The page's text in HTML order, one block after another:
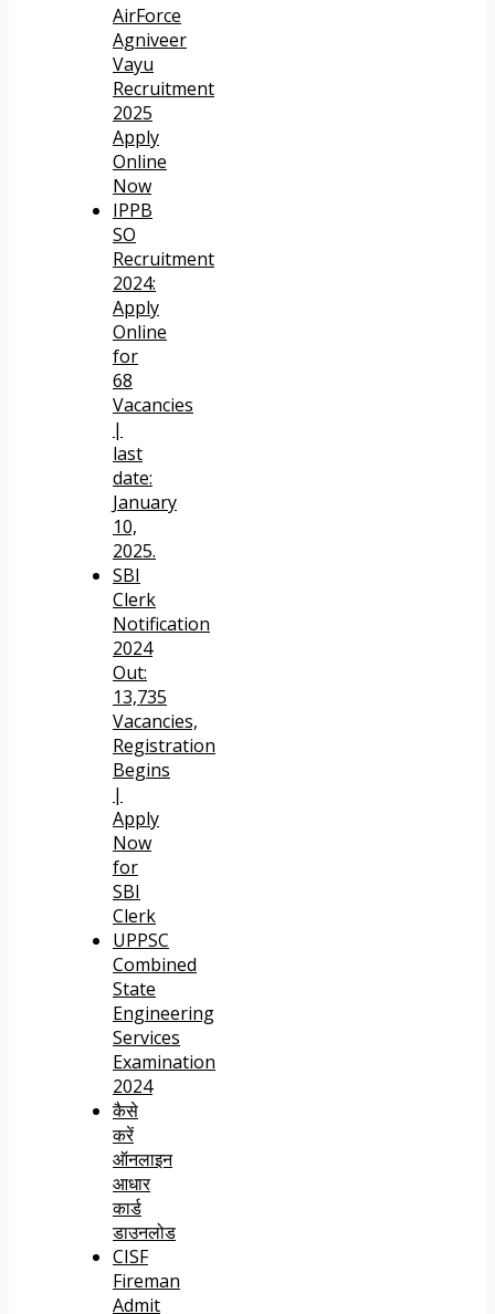
AirForce
Agniveer
Vayu
Recruitment
2025
Apply
Online
Now
IPPB
SO
Recruitment
2024:
Apply
Online
for
68
Vacancies
|
last
date:
January
10,
2025.
SBI
Clerk
Notification
2024
Out:
13,735
Vacancies,
Registration
Begins
|
Apply
Now
for
SBI
Clerk
UPPSC
Combined
State
Engineering
Services
Examination
2024
कैसे
करें
ऑनलाइन
आधार
कार्ड
डाउनलोड
CISF
Fireman
Admit